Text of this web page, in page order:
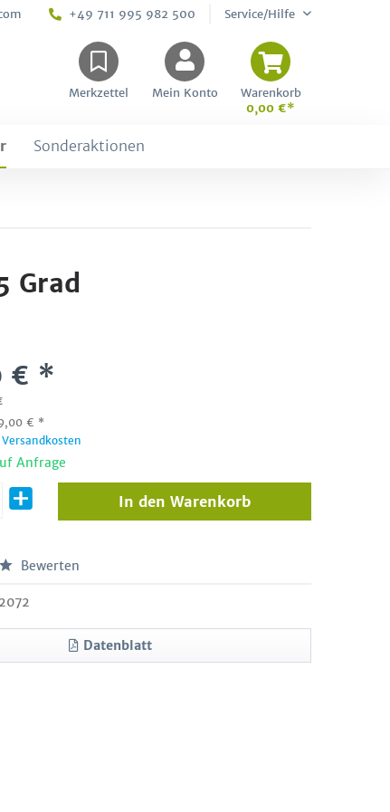
+49 711 995 982 500 Service/Hilfe
Merkzettel Mein Konto
Warenkorb
0,00 €*
Sonderaktionen
Grad
€ *
€ *
Anfrage
In den Warenkorb
Bewerten
Datenblatt